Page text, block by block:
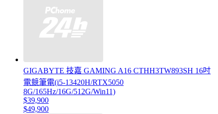
GIGABYTE 技嘉 GAMING A16 CTHH3TW893SH 16吋
電競筆電(i5-13420H/RTX5050
8G/165Hz/16G/512G/Win11)
$39,900
$49,900